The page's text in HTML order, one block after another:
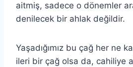
aitmiş, sadece o dönemler
denilecek bir ahlak değildir.
Yaşadığımız bu çağ her ne
ileri bir çağ olsa da, cahiliye